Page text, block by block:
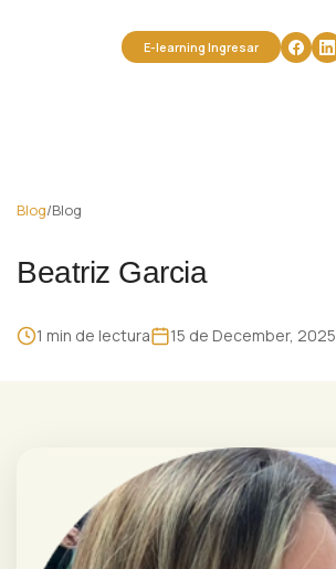
E-learning Ingresar
Blog/Blog
Beatriz Garcia
1 min de lectura 15 de December, 2025